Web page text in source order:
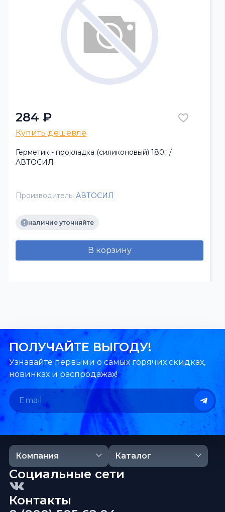
284 ₽
Купить дешевле
Герметик - прокладка (силиконовый) 180г /
АВТОСИЛ
Производитель: АВТОСИЛ
наличие уточняйте
В корзину
ПОЛУЧАЙТЕ ВЫГОДУ!
Узнавайте первыми о самых горячих скидках,
новинках и распродажах!
Компания Каталог
Контакты
Социальные сети